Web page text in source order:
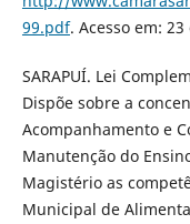
99.pdf. Acesso em:
SARAPUÍ. Lei
Dispõe sobre a
Acompanhamento e
Manutenção do
Magistério as
Municipal de